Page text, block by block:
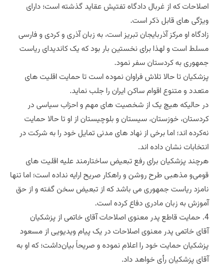
اصلاحات که از غربال دادگاه تفتیش عقاید گذشته است؛ دارای
ویژگی های قابل ذکر است.
زادگاه او مرکز آذربایجان تبریز است، به زبان آذری و کردی و فارسی
مسلط است و لهذا برای نخستین بار بود که یک کاندیدای ریاست
جمهوری به کردستان سفر نمود.
پزشکیان تا حالا تلاش فراوان نموده است تا حمایت اقلیت های
متعدد و متنوع اقوام ساکن ایران را جلب نماید.
در حالیکه هیچ یک از شخصیت های مهم و احزاب سیاسی در
کردستان، خوزستان، سیستان و بلوچیستان از او تا حالا حمایت
نه‌کرده اند؛ اما برخی از نهاد های مدنی تمایل خود را به شرکت در
انتخابات نشان داده اند.
هرچند پزشکیان برای رفع تبعیض ساختارمند علیه اقلیت های
قومی‌و مذهبی طرح روشن و راهکار صریح ارایه نداده است؛ اما تنها
نامزد ریاست جمهوری می باشد که از تبعیض سخن گفته و از حق
آموزش به زبان مادری دفاع کرده است.
4. حمایت قاطع پدر معنوی اصلاحات آقای خاتمی از پزشکیان
آقای خاتمی پدر معنوی اصلاحات در یک پیام ویدیویی از مسعود
پزشکیان حمایت خود را اعلام نموده و صریحاً بیان‌داشت؛ که او به
آقای پزشکیان رأی خواهد داد.